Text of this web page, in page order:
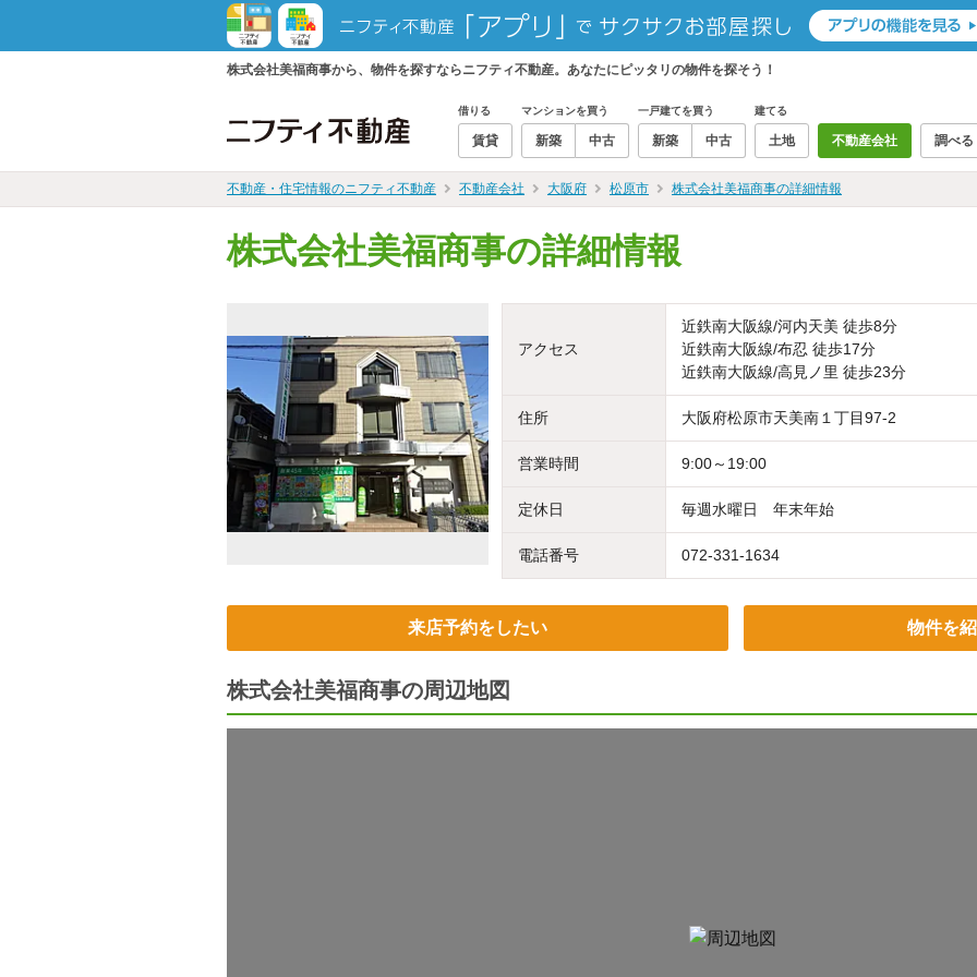
株式会社美福商事から、物件を探すならニフティ不動産。あなたにピッタリの物件を探そう！
借りる
賃貸
マンションを買う
新築 中古
一戸建てを買う
新築 中古
建てる
土地 不動産会社 調べる
不動産・住宅情報のニフティ不動産 不動産会社 大阪府 松原市 株式会社美福商事の詳細情報
株式会社美福商事の詳細情報
アクセス
近鉄南大阪線/河内天美 徒歩8分
近鉄南大阪線/布忍 徒歩17分
近鉄南大阪線/高見ノ里 徒歩23分
住所 大阪府松原市天美南１丁目97-2
営業時間 9:00～19:00
定休日 毎週水曜日 年末年始
電話番号 072-331-1634
来店予約をしたい 物件を
株式会社美福商事の周辺地図